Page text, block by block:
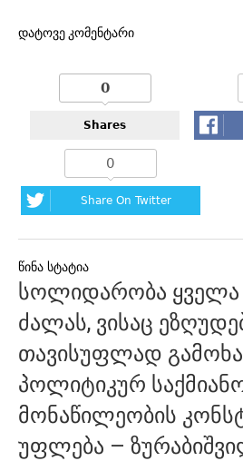
დატოვე კომენტარი
0
Shares
0
Share On Twitter
პოსტის
ნავიგაცია
სოლიდარობა ყველა
ძალას, ვისაც
თავისუფლად
პოლიტიკურ
მონაწილეობის
უფლება –